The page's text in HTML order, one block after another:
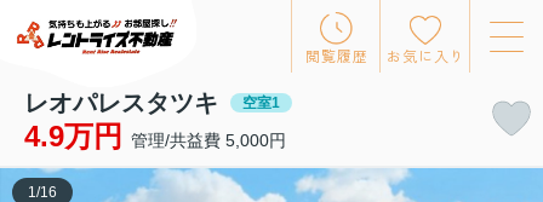
閲覧履歴 お気に入り
レオパレスタツキ 空室1
4.9万円 管理/共益費 5,000円
1 /16